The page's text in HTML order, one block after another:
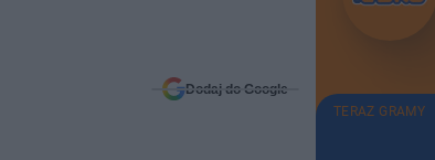
Dodaj do Google
TERAZ GRAMY